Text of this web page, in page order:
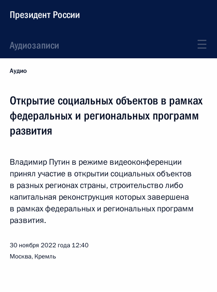
Президент России
Аудиозаписи
Аудио
Открытие социальных объектов в рамках
федеральных и региональных программ
развития
Владимир Путин в режиме видеоконференции
принял участие в открытии социальных объектов
в разных регионах страны, строительство либо
капитальная реконструкция которых завершена
в рамках федеральных и региональных программ
развития.
30 ноября 2022 года 12:40
Москва, Кремль